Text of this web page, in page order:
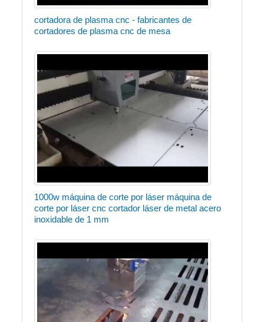
cortadora de plasma cnc - fabricantes de
cortadores de plasma cnc de mesa
1000w máquina de corte por láser máquina de
corte por láser cnc cortador láser de metal acero
inoxidable de 1 mm